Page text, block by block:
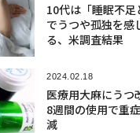
10代は「睡眠不足
でうつや孤独を感
る、米調査結果
2024.02.18
医療用大麻にう
8週間の使用で重
減